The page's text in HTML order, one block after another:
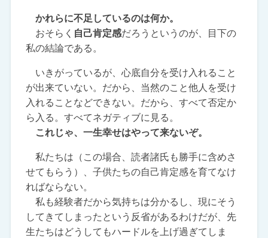
かれらに不足しているのは何か。
おそらく 自己肯定感だろうというのが、目下の
私の結論である。
いきがっているが、心底自分を受け入れること
が出来ていない。だから、当然のこと他人を受け
入れることなどできない。だから、すべて否定か
ら入る。すべてネガティブに見る。
これじゃ、一生幸せはやって来ないぞ。
私たちは（この場合、読者諸氏も勝手に含めさ
せてもらう）、子供たちの自己肯定感を育てなけ
ればならない。
私も経験者だから気持ちは分かるし、現にそう
してきてしまったという反省があるわけだが、先
生たちはどうしてもハードルを上げ過ぎてしま